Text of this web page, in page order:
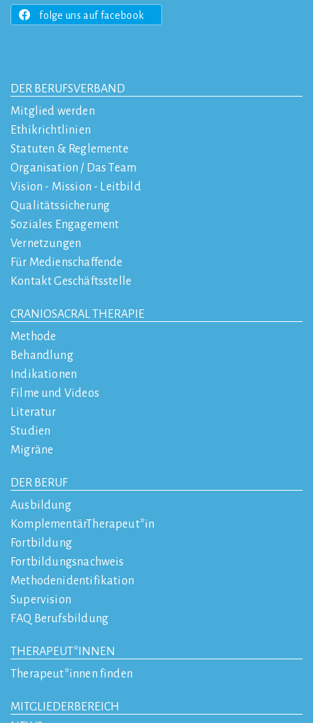
folge uns auf facebook
DER BERUFSVERBAND
Mitglied werden
Ethikrichtlinien
Statuten & Reglemente
Organisation / Das Team
Vision - Mission - Leitbild
Qualitätssicherung
Soziales Engagement
Vernetzungen
Für Medienschaffende
Kontakt Geschäftsstelle
CRANIOSACRAL THERAPIE
Methode
Behandlung
Indikationen
Filme und Videos
Literatur
Studien
Migräne
DER BERUF
Ausbildung
KomplementärTherapeut*in
Fortbildung
Fortbildungsnachweis
Methodenidentifikation
Supervision
FAQ Berufsbildung
THERAPEUT*INNEN
Therapeut*innen finden
MITGLIEDERBEREICH